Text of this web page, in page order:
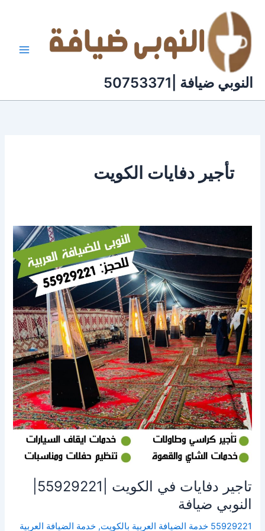
المحتوى
النوبي ضيافة |50753371
تأجير دفايات الكويت
النوبي ضيافة
55929221 خدمة الضيافة العربية بالكويت ,خدمة الضيافة العربية
دفايات
في
الكويت
|55929221|
النوبي
ضيافة